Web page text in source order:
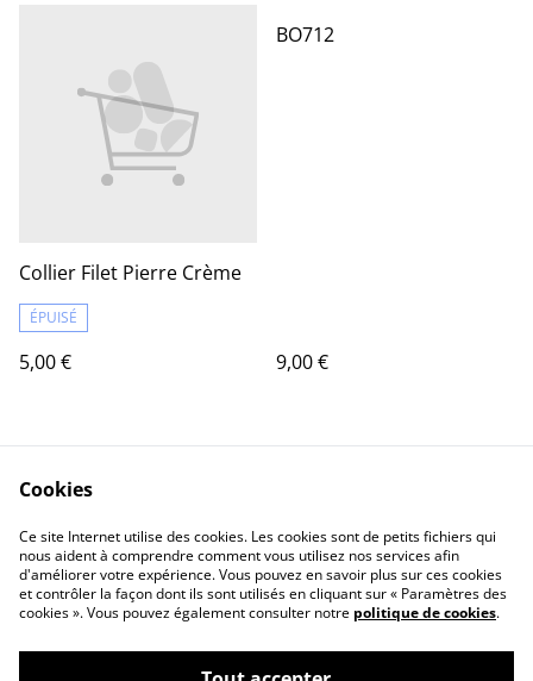
Collier Filet Pierre Crème
ÉPUISÉ
5,00 €
BO712
9,00 €
Contact Us
Legal Terms
Privacy Policy
Cookie Policy
Cookies
Ce site Internet utilise des cookies. Les cookies sont de petits fichiers qui
nous aident à comprendre comment vous utilisez nos services afin
d'améliorer votre expérience. Vous pouvez en savoir plus sur ces cookies
et contrôler la façon dont ils sont utilisés en cliquant sur « Paramètres des
cookies ». Vous pouvez également consulter notre politique de cookies.